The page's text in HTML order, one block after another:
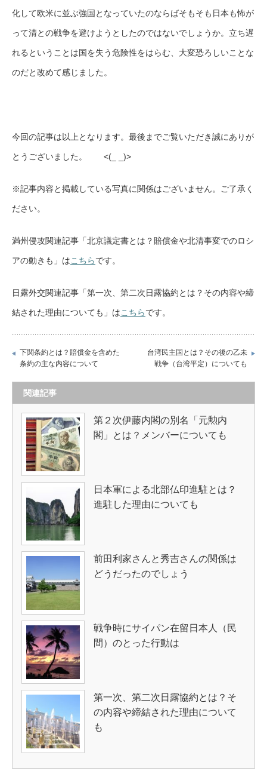
化して欧米に並ぶ強国となっていたのならばそもそも日本も怖が
って清との戦争を避けようとしたのではないでしょうか。立ち遅
れるということは国を失う危険性をはらむ、大変恐ろしいことな
のだと改めて感じました。
今回の記事は以上となります。最後までご覧いただき誠にありが
とうございました。 <(_ _)>
※記事内容と掲載している写真に関係はございません。ご了承く
ださい。
満州侵攻関連記事「北京議定書とは？賠償金や北清事変でのロシ
アの動きも」はこちらです。
日露外交関連記事「第一次、第二次日露協約とは？その内容や締
結された理由についても」はこちらです。
下関条約とは？賠償金を含めた
条約の主な内容について
台湾民主国とは？その後の乙未
戦争（台湾平定）についても
関連記事
第２次伊藤内閣の別名「元勲内
閣」とは？メンバーについても
日本軍による北部仏印進駐とは？
進駐した理由についても
前田利家さんと秀吉さんの関係は
どうだったのでしょう
戦争時にサイパン在留日本人（民
間）のとった行動は
第一次、第二次日露協約とは？そ
の内容や締結された理由について
も